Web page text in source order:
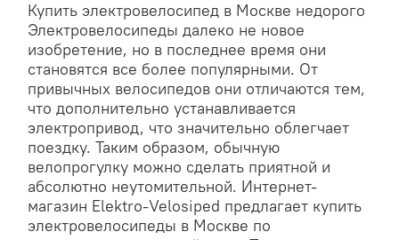
Купить электровелосипед в Москве недорого
Электровелосипеды далеко не новое
изобретение, но в последнее время они
становятся все более популярными. От
привычных велосипедов они отличаются тем,
что дополнительно устанавливается
электропривод, что значительно облегчает
поездку. Таким образом, обычную
велопрогулку можно сделать приятной и
абсолютно неутомительной. Интернет-
магазин Elektro-Velosiped предлагает купить
электровелосипеды в Москве по